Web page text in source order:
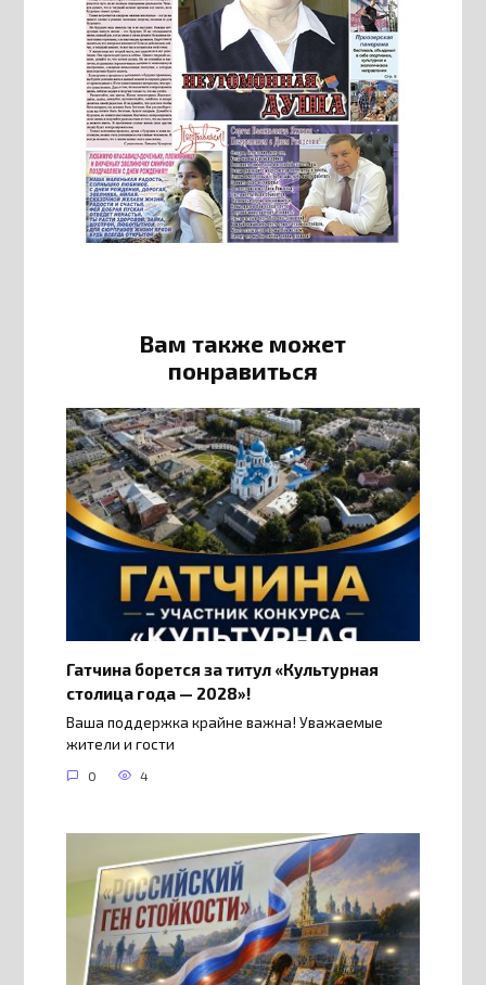
Вам также может
понравиться
Гатчина борется за титул «Культурная
столица года — 2028»!
Ваша поддержка крайне важна! Уважаемые
жители и гости
0 4